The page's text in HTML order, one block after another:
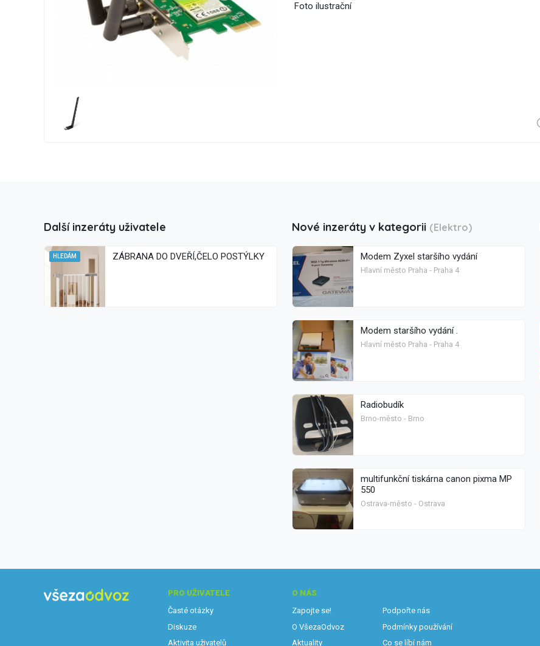
Foto ilustrační
Další inzeráty uživatele
HLEDÁM ZÁBRANA DO DVEŘÍ,ČELO POSTÝLKY
Nové inzeráty v kategorii (Elektro)
Modem Zyxel staršího vydání
Hlavní město Praha - Praha 4
Modem staršího vydání .
Hlavní město Praha - Praha 4
Radiobudík
Brno-město - Brno
multifunkční tiskárna canon pixma MP
550
Ostrava-město - Ostrava
PRO UŽIVATELE
Časté otázky
Diskuze
Aktivita uživatelů
O NÁS
Zapojte se!
O VšezaOdvoz
Aktuality
Podpořte nás
Podmínky používání
Co se líbí nám